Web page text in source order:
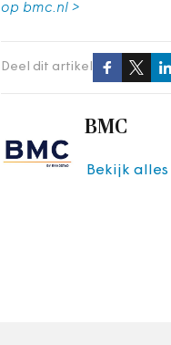
op bmc.nl >
Deel dit artikel
BMC
Bekijk alles